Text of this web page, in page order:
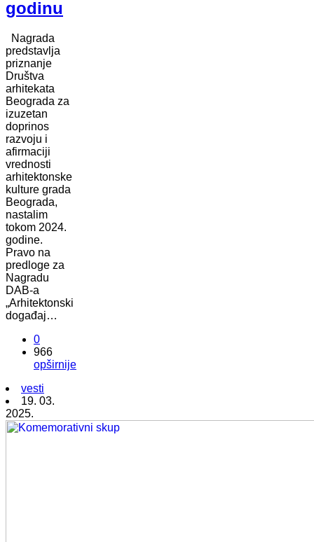
godinu
Nagrada
predstavlja
priznanje
Društva
arhitekata
Beograda za
izuzetan
doprinos
razvoju i
afirmaciji
vrednosti
arhitektonske
kulture grada
Beograda,
nastalim
tokom 2024.
godine.
Pravo na
predloge za
Nagradu
DAB-a
„Arhitektonski
događaj…
0
966
opširnije
vesti
19. 03.
2025.